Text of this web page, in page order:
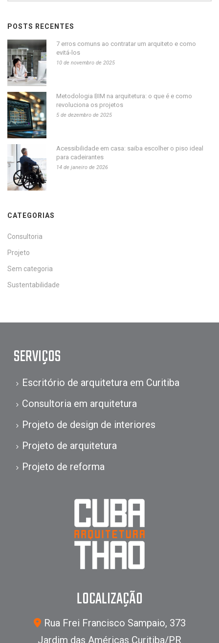
POSTS RECENTES
7 erros comuns ao contratar um arquiteto e como
evitá-los
10 de novembro de 2025
Metodologia BIM na arquitetura: o que é e como
revoluciona os projetos
5 de dezembro de 2025
Acessibilidade em casa: saiba escolher o piso ideal
para cadeirantes
14 de janeiro de 2026
CATEGORIAS
Consultoria
Projeto
Sem categoria
Sustentabilidade
SERVIÇOS
Escritório de arquitetura em Curitiba
Consultoria em arquitetura
Projeto de design de interiores
Projeto de arquitetura
Projeto de reforma
LOCALIZAÇÃO
Rua Frei Francisco Sampaio, 373
Jardim das Américas Curitiba/PR